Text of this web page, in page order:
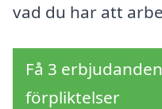
vad du har att
Få 3
förpliktelser